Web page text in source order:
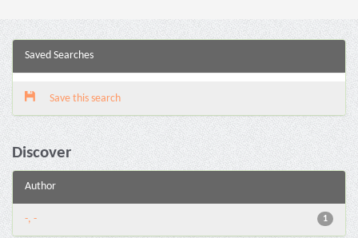
Saved Searches
Save this search
Discover
Author
1
-, -